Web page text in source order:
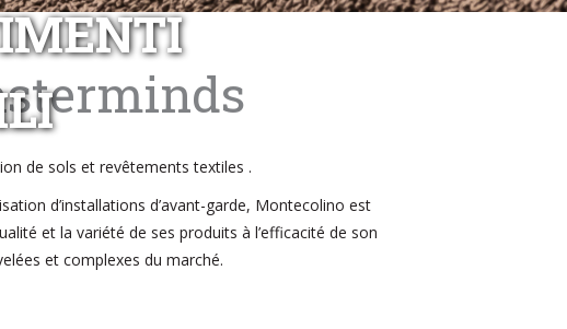
de sols et revêtements textiles .
d’installations d’avant-garde, Montecolino est
et la variété de ses produits à l’efficacité de son
et complexes du marché.